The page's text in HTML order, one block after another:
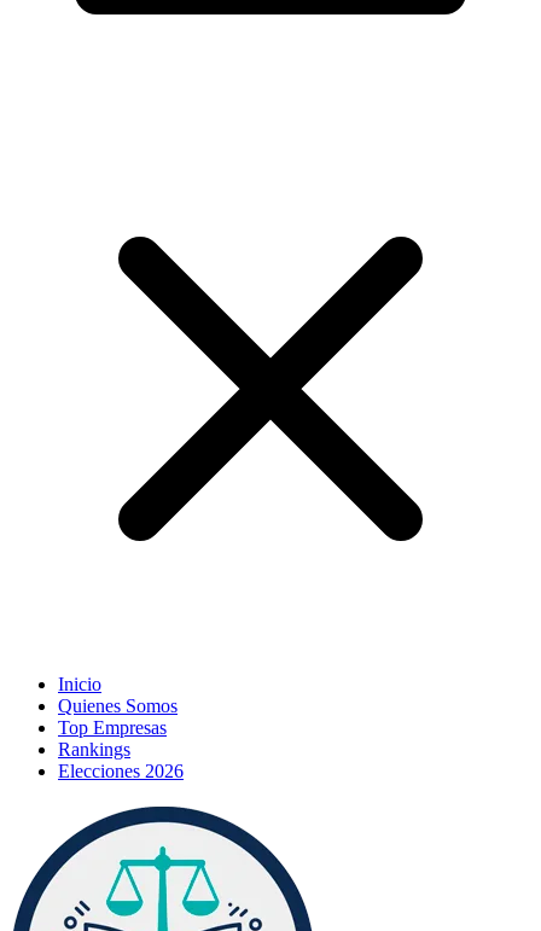
Inicio
Quienes Somos
Top Empresas
Rankings
Elecciones 2026